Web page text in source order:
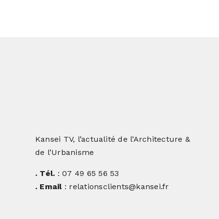
Kansei TV, l’actualité de l’Architecture &
de l’Urbanisme
. Tél. : 07 49 65 56 53
. Email: relationsclients@kansei.fr